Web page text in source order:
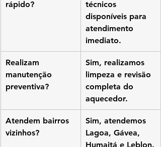
rápido?
técnicos
disponíveis para
atendimento
imediato.
Realizam
manutenção
preventiva?
Sim, realizamos
limpeza e revisão
completa do
aquecedor.
Atendem bairros
vizinhos?
Sim, atendemos
Lagoa, Gávea,
Humaitá e Leblon.